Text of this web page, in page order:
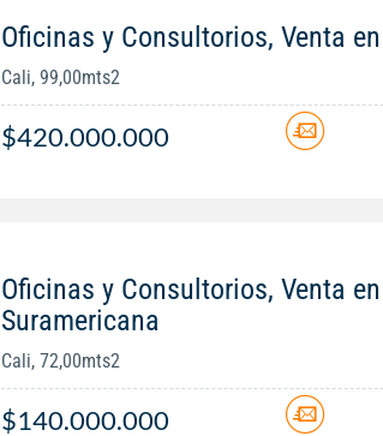
Oficinas y Consultorios, Venta
Cali, 99,00mts2
$420.000.000
Oficinas y Consultorios, Venta
Suramericana
Cali, 72,00mts2
$140.000.000